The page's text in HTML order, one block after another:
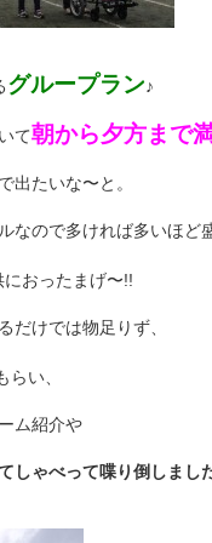
グループラン♪
て朝から夕方まで
出たいな〜と。
なので多ければ多いほど
におったまげ〜!!
だけでは物足りず、
らい、
ム紹介や
しゃべって喋り倒しまし